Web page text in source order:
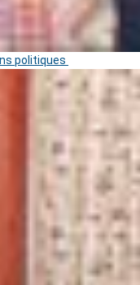
politiques